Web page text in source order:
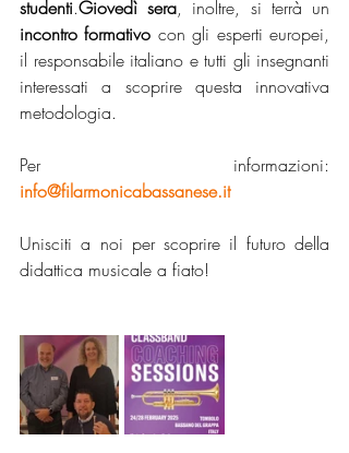
studenti.Giovedì sera
incontro formativo con gli esperti europei,
il responsabile italiano e tutti gli insegnanti
interessati a scoprire questa innovativa
metodologia.
info@filarmonicabassanese.it
Unisciti a noi per scoprire il futuro della
didattica musicale a fiato!